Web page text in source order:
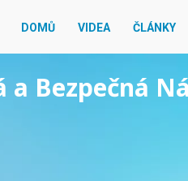
DOMŮ VIDEA ČLÁNKY
Bezpečná